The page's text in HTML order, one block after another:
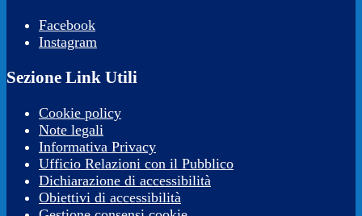
Facebook
Instagram
Sezione Link Utili
Cookie policy
Note legali
Informativa Privacy
Ufficio Relazioni con il Pubblico
Dichiarazione di accessibilità
Obiettivi di accessibilità